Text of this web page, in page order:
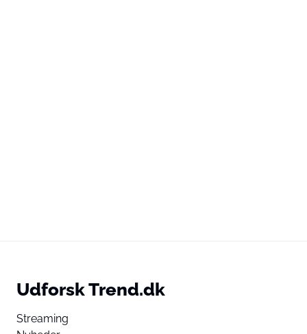
Udforsk Trend.dk
Streaming